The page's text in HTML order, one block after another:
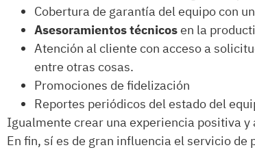
Cobertura de garantía del equipo con
Asesoramientos técnicosen la
Atención al cliente con acceso a
entre otras cosas.
Promociones de fidelización
Reportes periódicos del estado del
Igualmente crear una experiencia positiva
En fin, sí es de gran influencia el servicio de